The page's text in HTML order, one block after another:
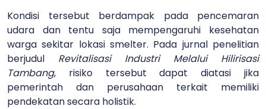
Kondisi tersebut berdampak pada pencemaran
udara dan tentu saja mempengaruhi kesehatan
warga sekitar lokasi smelter. Pada jurnal penelitian
berjudul Revitalisasi Industri Melalui Hilirisasi
Tambang, risiko tersebut dapat diatasi jika
pemerintah dan perusahaan terkait memiliki
pendekatan secara holistik.